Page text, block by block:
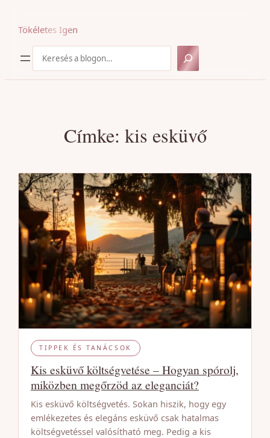
Tökéletes Igen
Címke: kis esküvő
TIPPEK ÉS TANÁCSOK
Kis esküvő költségvetése – Hogyan spórolj,
miközben megőrzöd az eleganciát?
Kis esküvő költségvetés. Sokan hiszik, hogy egy
emlékezetes és elegáns esküvő csak hatalmas
költségvetéssel valósítható meg. Pedig a kis